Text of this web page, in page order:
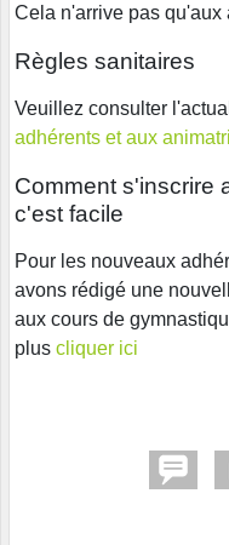
Cela n'arrive pas qu'aux
Règles sanitaires
Veuillez consulter
adhérents et aux
Comment s'inscrire
c'est facile
Pour les nouveaux
avons rédigé une
aux cours de
plus cliquer ici